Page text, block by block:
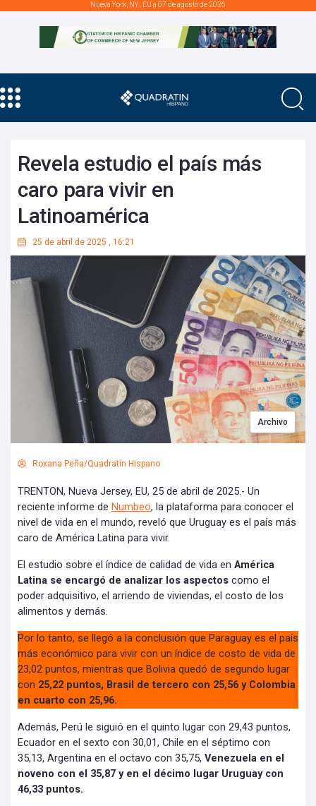
Nueva York, NY., EU a 07 de agosto de 2026
Revela estudio el país más
caro para vivir en
Latinoamérica
25 de abril de 2025 , 16:21
Archivo
Roxana Peña/Quadratín Hispano
TRENTON, Nueva Jersey, EU, 25 de abril de 2025.- Un
reciente informe de Numbeo, la plataforma para conocer el
nivel de vida en el mundo, reveló que Uruguay es el país más
caro de América Latina para vivir.
El estudio sobre el índice de calidad de vida en América
Latina se encargó de analizar los aspectos como el
poder adquisitivo, el arriendo de viviendas, el costo de los
alimentos y demás.
Por lo tanto, se llegó a la conclusión que Paraguay es el país
más económico para vivir con un índice de costo de vida de
23,02 puntos, mientras que Bolivia quedó de segundo lugar
con 25,22 puntos, Brasil de tercero con 25,56 y Colombia
en cuarto con 25,96.
Además, Perú le siguió en el quinto lugar con 29,43 puntos,
Ecuador en el sexto con 30,01, Chile en el séptimo con
35,13, Argentina en el octavo con 35,75, Venezuela en el
noveno con el 35,87 y en el décimo lugar Uruguay con
46,33 puntos.